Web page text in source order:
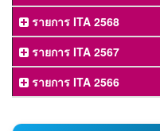
รายการ ITA 2568
รายการ ITA 2567
รายการ ITA 2566